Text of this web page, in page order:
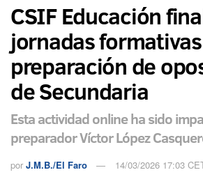
CSIF Educación
jornadas
preparación de
de Secundaria
Esta actividad online ha sido
preparador Víctor López
por J.M.B./El Faro 14/03/2026 17:03